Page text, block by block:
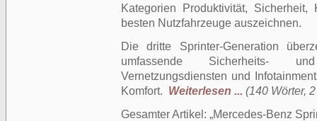
Kategorien Produktivität, Sicherheit,
besten Nutzfahrzeuge auszeichnen.
Die dritte Sprinter-Generation
umfassende Sicherheits-
Vernetzungsdiensten und
Komfort. Weiterlesen ... (140 Wörter,
Gesamter Artikel: Mercedes-Benz